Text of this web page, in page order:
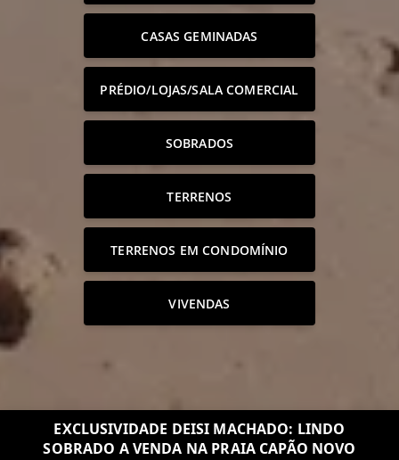
CASAS GEMINADAS
PRÉDIO/LOJAS/SALA COMERCIAL
SOBRADOS
TERRENOS
TERRENOS EM CONDOMÍNIO
VIVENDAS
EXCLUSIVIDADE DEISI MACHADO: LINDO
SOBRADO A VENDA NA PRAIA CAPÃO NOVO